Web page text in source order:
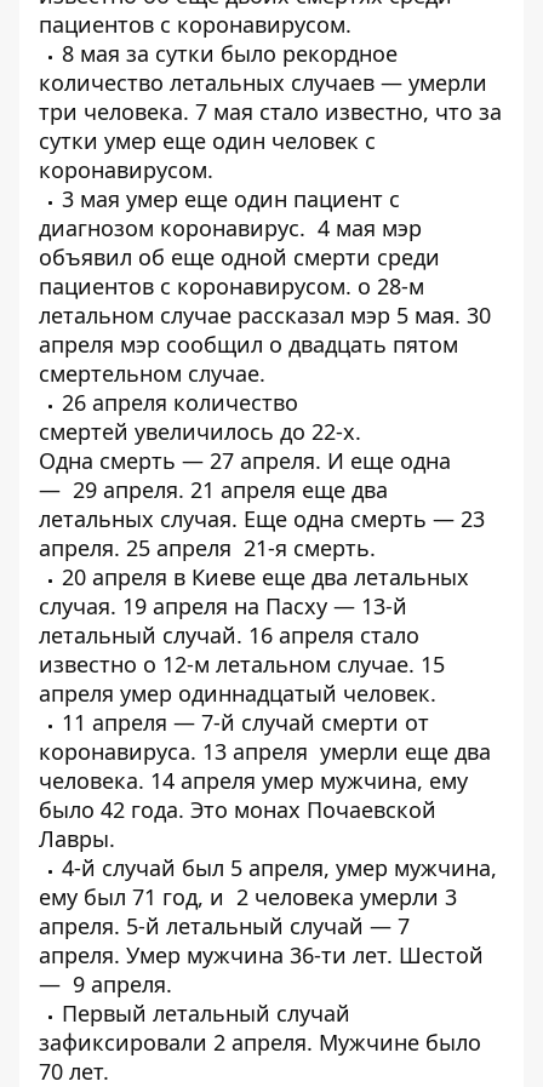
пациентов с коронавирусом.
8 мая за сутки было рекордное
количество летальных случаев — умерли
три человека. 7 мая стало известно, что за
сутки умер еще один человек с
коронавирусом.
3 мая умер еще один пациент с
диагнозом коронавирус. 4 мая мэр
объявил об еще одной смерти среди
пациентов с коронавирусом. о 28-м
летальном случае рассказал мэр 5 мая. 30
апреля мэр сообщил о двадцать пятом
смертельном случае.
26 апреля количество
смертей увеличилось до 22-х.
Одна смерть — 27 апреля. И еще одна
— 29 апреля. 21 апреля еще два
летальных случая. Еще одна смерть — 23
апреля. 25 апреля 21-я смерть.
20 апреля в Киеве еще два летальных
случая. 19 апреля на Пасху — 13-й
летальный случай. 16 апреля стало
известно о 12-м летальном случае. 15
апреля умер одиннадцатый человек.
11 апреля — 7-й случай смерти от
коронавируса. 13 апреля умерли еще два
человека. 14 апреля умер мужчина, ему
было 42 года. Это монах Почаевской
Лавры.
4-й случай был 5 апреля, умер мужчина,
ему был 71 год, и 2 человека умерли 3
апреля. 5-й летальный случай — 7
апреля. Умер мужчина 36-ти лет. Шестой
— 9 апреля.
Первый летальный случай
зафиксировали 2 апреля. Мужчине было
70 лет.